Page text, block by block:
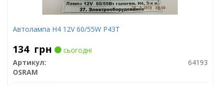
Автолампа H4 12V 60/55W P43T
134 грн
сьогодні
Артикул:
64193
OSRAM